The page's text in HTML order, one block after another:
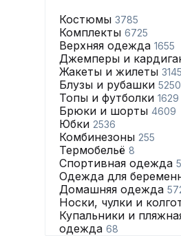
Костюмы 3785
Комплекты 6725
Верхняя одежда 1655
Джемперы и
Жакеты и жилеты 3145
Блузы и рубашки 5250
Топы и футболки 1629
Брюки и шорты 4609
Юбки 2536
Комбинезоны 255
Термобельё 8
Спортивная одежда
Одежда для
Домашняя одежда
Носки, чулки и
Купальники и
одежда 68